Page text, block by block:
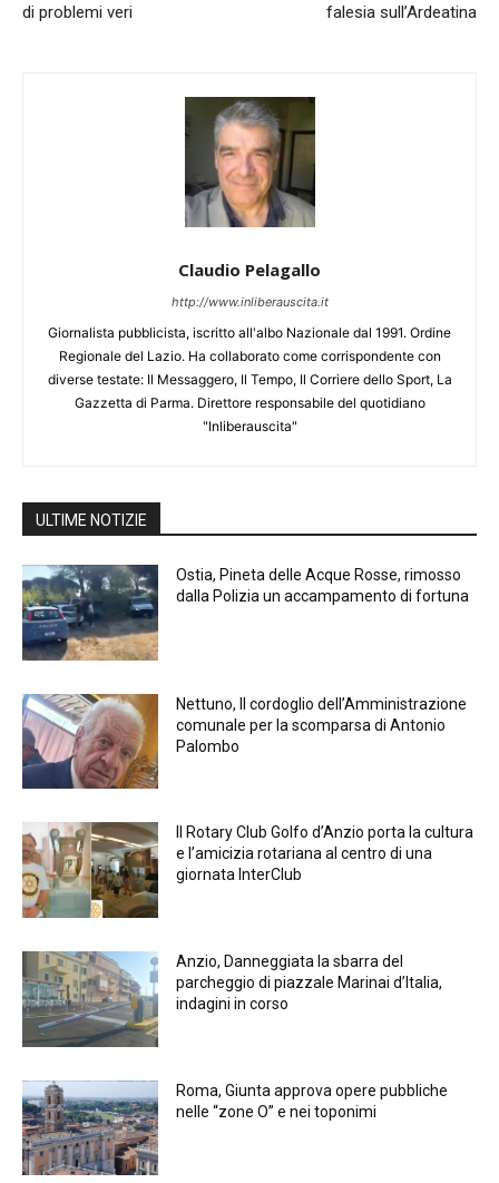
di problemi veri
falesia sull’Ardeatina
Claudio Pelagallo
http://www.inliberauscita.it
Giornalista pubblicista, iscritto all'albo Nazionale dal 1991. Ordine
Regionale del Lazio. Ha collaborato come corrispondente con
diverse testate: Il Messaggero, Il Tempo, Il Corriere dello Sport, La
Gazzetta di Parma. Direttore responsabile del quotidiano
"Inliberauscita"
ULTIME NOTIZIE
Ostia, Pineta delle Acque Rosse, rimosso
dalla Polizia un accampamento di fortuna
Nettuno, Il cordoglio dell’Amministrazione
comunale per la scomparsa di Antonio
Palombo
Il Rotary Club Golfo d’Anzio porta la cultura
e l’amicizia rotariana al centro di una
giornata InterClub
Anzio, Danneggiata la sbarra del
parcheggio di piazzale Marinai d’Italia,
indagini in corso
Roma, Giunta approva opere pubbliche
nelle “zone O” e nei toponimi